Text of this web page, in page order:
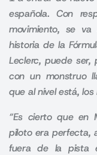
española. Con
movimiento, se
historia de la
Leclerc, puede ser,
con un monstruo
que al nivel está,
“Es cierto que en
piloto era perfecta,
fuera de la pista